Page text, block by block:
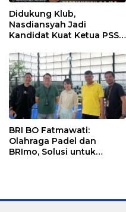
Didukung Klub,
Nasdiansyah Jadi
Kandidat Kuat Ketua PSSI
BRI BO Fatmawati:
Olahraga Padel dan
BRImo, Solusi untuk